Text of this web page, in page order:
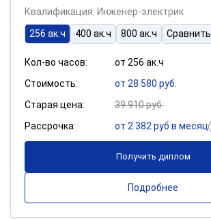
Квалификация: Инженер-электрик
256 ак.ч
400 ак.ч 800 ак.ч Сравнить
Кол-во часов:
от 256 ак.ч
Стоимость:
от 28 580 руб.
Старая цена:
39 910 руб.
Рассрочка:
от 2 382 руб в месяц
Получить диплом
Подробнее